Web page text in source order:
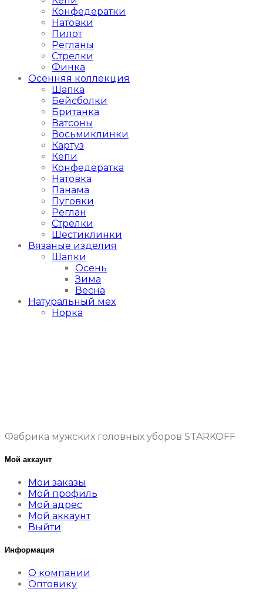
Конфедератки
Натовки
Пилот
Регланы
Стрелки
Финка
Осенняя коллекция
Шапка
Бейсболки
Британка
Ватсоны
Восьмиклинки
Картуз
Кепи
Конфедератка
Натовка
Панама
Пуговки
Реглан
Стрелки
Шестиклинки
Вязаные изделия
Шапки
Осень
Зима
Весна
Натуральный мех
Норка
Фабрика мужских головных уборов STARKOFF
Мой аккаунт
Мои заказы
Мой профиль
Мой адрес
Мой аккаунт
Выйти
Информация
О компании
Оптовику